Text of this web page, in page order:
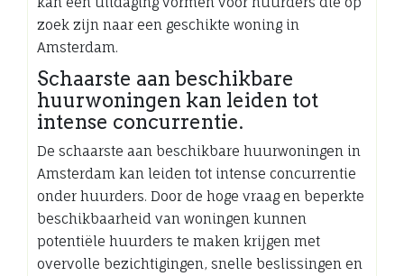
zoek zijn naar een geschikte woning in
Amsterdam.
Schaarste aan beschikbare
huurwoningen kan leiden tot
intense concurrentie.
De schaarste aan beschikbare huurwoningen in
Amsterdam kan leiden tot intense concurrentie
onder huurders. Door de hoge vraag en beperkte
beschikbaarheid van woningen kunnen
potentiële huurders te maken krijgen met
overvolle bezichtigingen, snelle beslissingen en